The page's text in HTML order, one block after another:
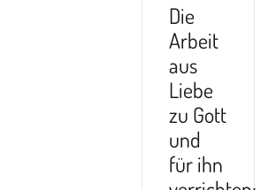
Die
Arbeit
aus
Liebe
zu Gott
und
für ihn